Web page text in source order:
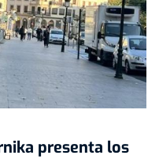
presenta los